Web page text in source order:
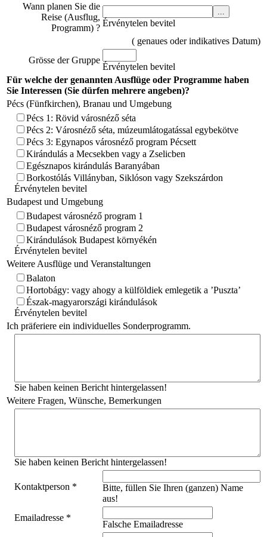
Wann planen Sie die
Reise (Ausflug,
Programm) ? Érvénytelen bevitel
( genaues oder indikatives Datum)
Grösse der Gruppe
Érvénytelen bevitel
Für welche der genannten Ausflüge oder Programme haben
Sie Interessen (Sie dürfen mehrere angeben)?
Pécs (Fünfkirchen), Branau und Umgebung
Pécs 1: Rövid városnéző séta
Pécs 2: Városnéző séta, múzeumlátogatással egybekötve
Pécs 3: Egynapos városnéző program Pécsett
Kirándulás a Mecsekben vagy a Zselicben
Egésznapos kirándulás Baranyában
Borkostólás Villányban, Siklóson vagy Szekszárdon
Érvénytelen bevitel
Budapest und Umgebung
Budapest városnéző program 1
Budapest városnéző program 2
Kirándulások Budapest környékén
Érvénytelen bevitel
Weitere Ausflüge und Veranstaltungen
Balaton
Hortobágy: vagy ahogy a külföldiek emlegetik a ’Puszta’
Észak-magyarországi kirándulások
Érvénytelen bevitel
Ich präferiere ein individuelles Sonderprogramm.
Sie haben keinen Bericht hintergelassen!
Weitere Fragen, Wünsche, Bemerkungen
Sie haben keinen Bericht hintergelassen!
Kontaktperson *
Bitte, füllen Sie Ihren (ganzen) Name
aus!
Emailadresse *
Falsche Emailadresse